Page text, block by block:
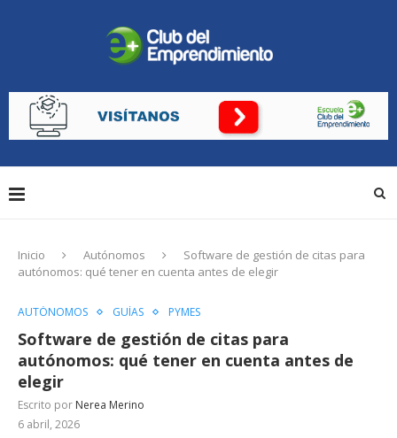
Inicio Autónomos
Software de gestión de citas para
autónomos: qué tener en cuenta antes de elegir
AUTÓNOMOS GUÍAS PYMES
Software de gestión de citas para
autónomos: qué tener en cuenta antes de
elegir
Escrito por Nerea Merino
6 abril, 2026